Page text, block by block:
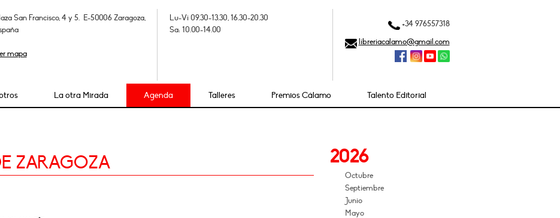
San Francisco, 4 y 5. E-50006 Zaragoza,
mapa
Lu-Vi 09.30-13.30, 16.30-20.30
Sa: 10.00-14.00
+34 976557318
libreriacalamo@gmail.com
La otra Mirada Agenda Talleres Premios Cálamo Talento Editorial
ZARAGOZA 2026
Octubre
Septiembre
Junio
Mayo